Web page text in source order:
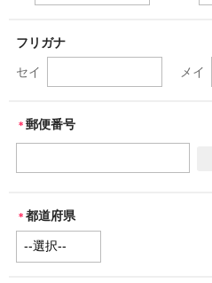
各種代行
ご注文の流れ
フリガナ
セイ メイ
＊ 郵便番号
＊ 都道府県